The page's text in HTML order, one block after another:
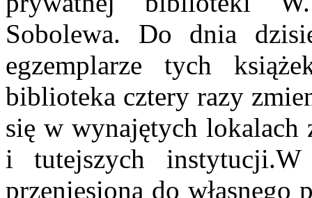
Sobolewa. Do dnia
egzemplarze tych
biblioteka cztery razy
się w wynajętych lokalach
i tutejszych
przeniesiona do własnego